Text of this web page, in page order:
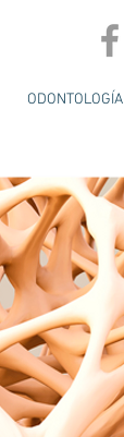
ODONTOLOGÍA